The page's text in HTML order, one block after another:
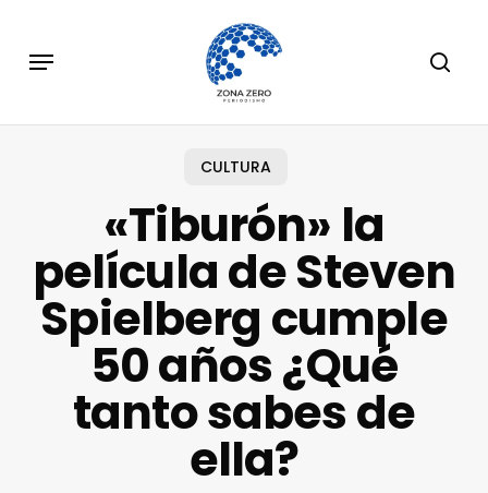
main
Menu
CULTURA
«Tiburón» la
película de Steven
Spielberg cumple
50 años ¿Qué
tanto sabes de
ella?